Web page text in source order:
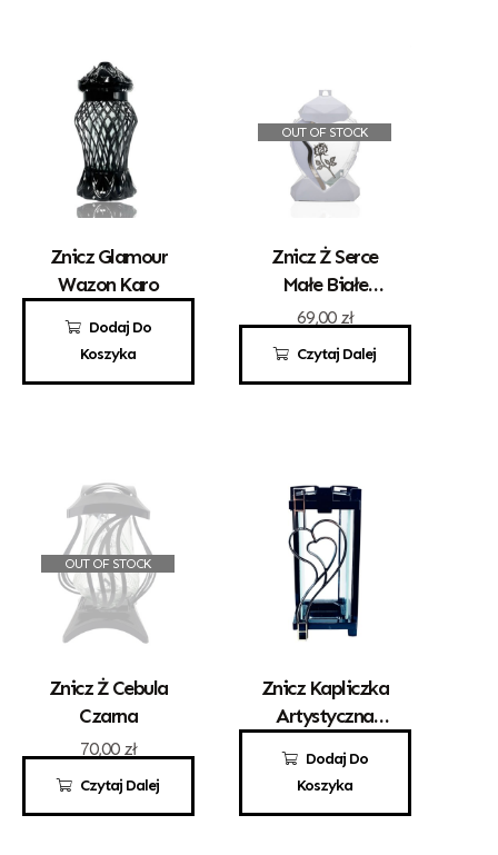
Dodaj Do
Koszyka
Znicz Glamour
Wazon Karo
50,00 zł
OUT OF STOCK
Czytaj Dalej
Znicz Ż Serce
Małe Białe
Złota Róża
69,00 zł
OUT OF STOCK
Czytaj Dalej
Znicz Ż Cebula
Czarna
70,00 zł
Dodaj Do
Koszyka
Znicz Kapliczka
Artystyczna
Sercem Złoto
80,00 zł